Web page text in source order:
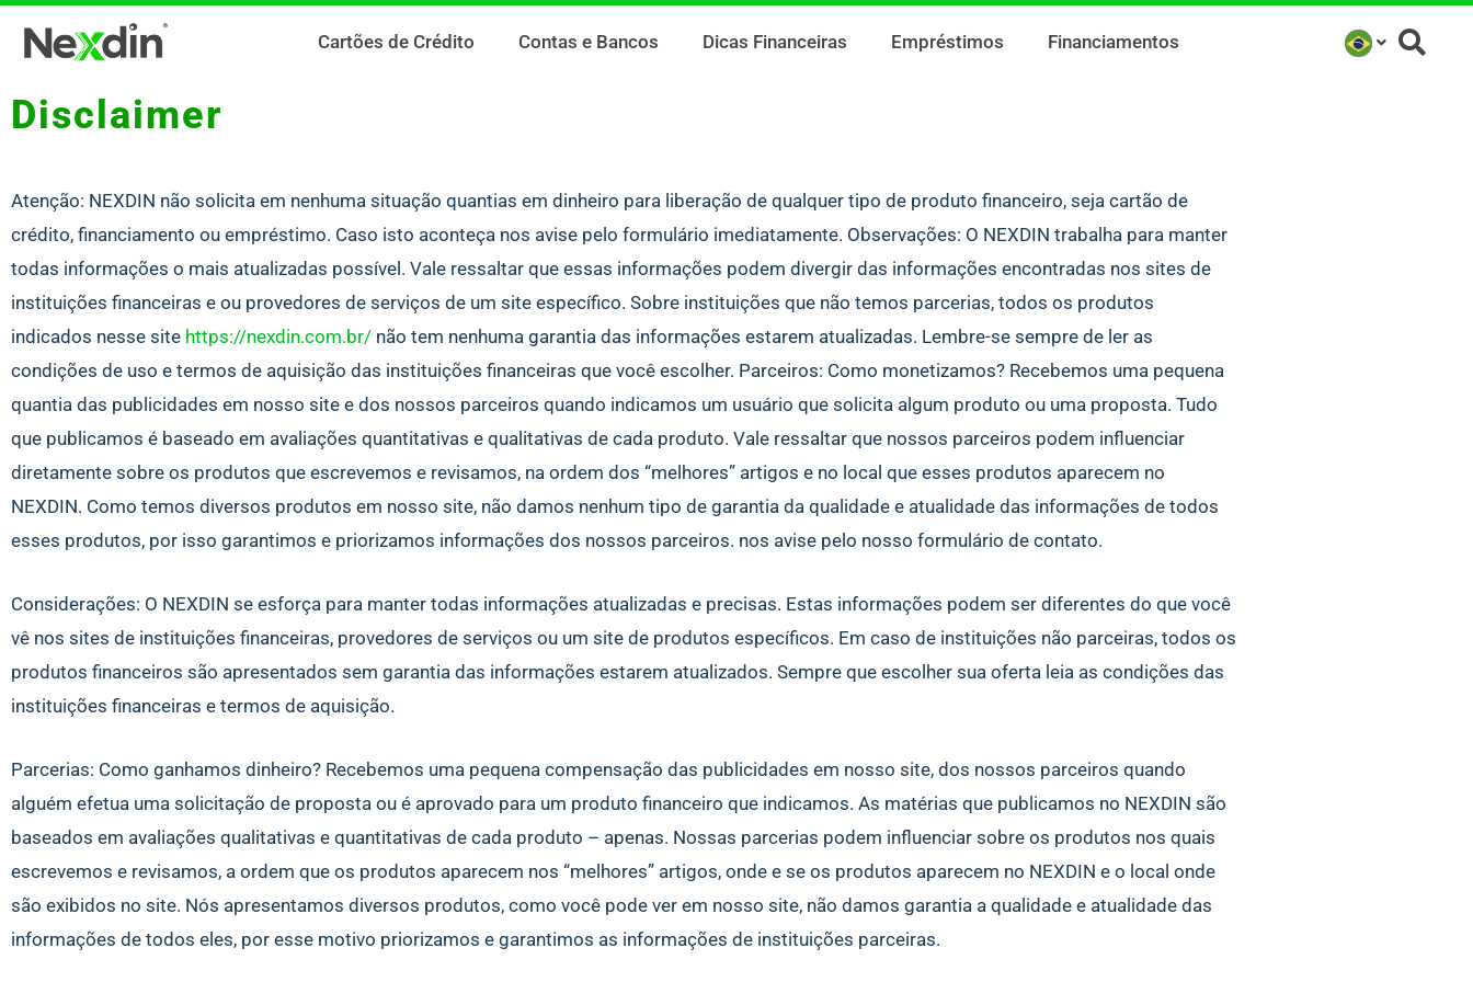
para
conteúdo
Cartões de Crédito Contas e Bancos Dicas Financeiras Empréstimos Financiamentos
Disclaimer
Atenção: NEXDIN não solicita em nenhuma situação quantias em dinheiro para liberação de qualquer tipo de produto financeiro, seja cartão de
crédito, financiamento ou empréstimo. Caso isto aconteça nos avise pelo formulário imediatamente. Observações: O NEXDIN trabalha para manter
todas informações o mais atualizadas possível. Vale ressaltar que essas informações podem divergir das informações encontradas nos sites de
instituições financeiras e ou provedores de serviços de um site específico. Sobre instituições que não temos parcerias, todos os produtos
indicados nesse site https://nexdin.com.br/ não tem nenhuma garantia das informações estarem atualizadas. Lembre-se sempre de ler as
condições de uso e termos de aquisição das instituições financeiras que você escolher. Parceiros: Como monetizamos? Recebemos uma pequena
quantia das publicidades em nosso site e dos nossos parceiros quando indicamos um usuário que solicita algum produto ou uma proposta. Tudo
que publicamos é baseado em avaliações quantitativas e qualitativas de cada produto. Vale ressaltar que nossos parceiros podem influenciar
diretamente sobre os produtos que escrevemos e revisamos, na ordem dos “melhores” artigos e no local que esses produtos aparecem no
NEXDIN. Como temos diversos produtos em nosso site, não damos nenhum tipo de garantia da qualidade e atualidade das informações de todos
esses produtos, por isso garantimos e priorizamos informações dos nossos parceiros. nos avise pelo nosso formulário de contato.
Considerações: O NEXDIN se esforça para manter todas informações atualizadas e precisas. Estas informações podem ser diferentes do que você
vê nos sites de instituições financeiras, provedores de serviços ou um site de produtos específicos. Em caso de instituições não parceiras, todos os
produtos financeiros são apresentados sem garantia das informações estarem atualizados. Sempre que escolher sua oferta leia as condições das
instituições financeiras e termos de aquisição.
Parcerias: Como ganhamos dinheiro? Recebemos uma pequena compensação das publicidades em nosso site, dos nossos parceiros quando
alguém efetua uma solicitação de proposta ou é aprovado para um produto financeiro que indicamos. As matérias que publicamos no NEXDIN são
baseados em avaliações qualitativas e quantitativas de cada produto – apenas. Nossas parcerias podem influenciar sobre os produtos nos quais
escrevemos e revisamos, a ordem que os produtos aparecem nos “melhores” artigos, onde e se os produtos aparecem no NEXDIN e o local onde
são exibidos no site. Nós apresentamos diversos produtos, como você pode ver em nosso site, não damos garantia a qualidade e atualidade das
informações de todos eles, por esse motivo priorizamos e garantimos as informações de instituições parceiras.